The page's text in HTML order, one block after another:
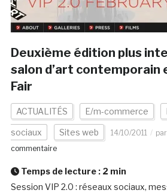
Deuxième édition plus
salon d’art contemporain
Fair
ACTUALITÉS E/m-commerce
sociaux Sites web 14/10/2011 par
commentaire
Temps de lecture : 2 min
Session VIP 2.0 : réseaux sociaux,